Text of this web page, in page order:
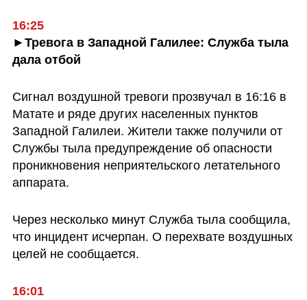
16:25
►Тревога в Западной Галилее: Служба тыла
дала отбой
Сигнал воздушной тревоги прозвучал в 16:16 в
Матате и ряде других населенных пунктов
Западной Галилеи. Жители также получили от
Службы тыла предупреждение об опасности
проникновения неприятельского летательного
аппарата.
Через несколько минут Служба тыла сообщила,
что инцидент исчерпан. О перехвате воздушных
целей не сообщается.
16:01